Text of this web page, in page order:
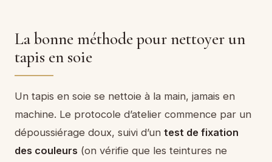
La bonne méthode pour nettoyer un
tapis en soie
Un tapis en soie se nettoie à la main, jamais en
machine. Le protocole d’atelier commence par un
dépoussiérage doux, suivi d’un test de fixation
des couleurs (on vérifie que les teintures ne